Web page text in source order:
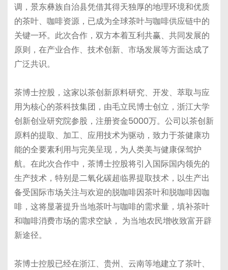
调，景东彝族自治县凭借其得天独厚的地理环境和优质
的茶叶、咖啡资源，已成为全球茶叶与咖啡供应链中的
关键一环。此次合作，双方本着互利共赢、共同发展的
原则，在产业合作、技术创新、市场发展等方面达成了
广泛共识。
茶博士控股，这家以茶创新原料研究、开发、萃取与应
用为核心的茶科技集团，由毛立民博士创立，浙江大学
创新创业研究院参股，注册资金5000万。公司以茶创新
原料的提取、加工、应用技术为驱动，致力于茶健康功
能的全要素利用与完美呈现，为人类美与健康保驾护
航。在此次合作中，茶博士控股将引入国际国内领先的
生产技术，特别是二氧化碳超临界提取技术，以生产出
备受国际市场关注与欢迎的脱咖啡因茶叶和脱咖啡因咖
啡，这将显著提升当地茶叶与咖啡的需求量，填补茶叶
和咖啡消费市场的需求空缺， 为当地农民增收致富开辟
新途径。
茶博士控股已经在浙江、贵州、云南等地建立了茶叶、